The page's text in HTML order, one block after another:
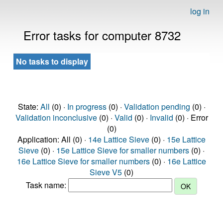
log in
Error tasks for computer 8732
No tasks to display
State: All (0) · In progress(0) · Validation pending (0) ·
Validation inconclusive(0) · Valid (0) · Invalid (0) · Error
(0)
Application: All (0) · 14e Lattice Sieve (0) · 15e Lattice
Sieve (0) · 15e Lattice Sieve for smaller numbers (0) ·
16e Lattice Sieve for smaller numbers (0) · 16e Lattice
Sieve V5 (0)
Task name: